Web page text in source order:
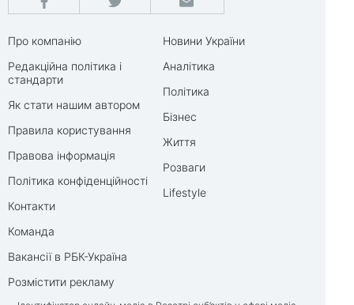
Про компанію
Редакційна політика і
стандарти
Як стати нашим автором
Правила користування
Правова інформація
Політика конфіденційності
Контакти
Команда
Вакансії в РБК-Україна
Розмістити рекламу
Новини України
Аналітика
Політика
Бізнес
Життя
Розваги
Lifestyle